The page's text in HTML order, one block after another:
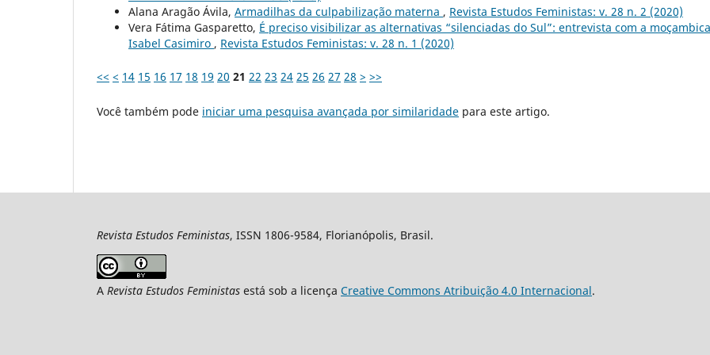
Alana Aragão Ávila, Armadilhas da culpabilização materna , Revista Estudos Feministas: v. 28 n. 2 (2020)
Vera Fátima Gasparetto, É preciso visibilizar as alternativas “silenciadas do Sul”: entrevista com a
Isabel Casimiro , Revista Estudos Feministas: v. 28 n. 1 (2020)
<< < 14 15 16 17 18 19 20 21 22 23 24 25 26 27 28 > >>
Você também pode iniciar uma pesquisa avançada por similaridade para este artigo.
Revista Estudos Feministas, ISSN 1806-9584, Florianópolis, Brasil.
A Revista Estudos Feministas está sob a licença Creative Commons Atribuição 4.0 Internacional.